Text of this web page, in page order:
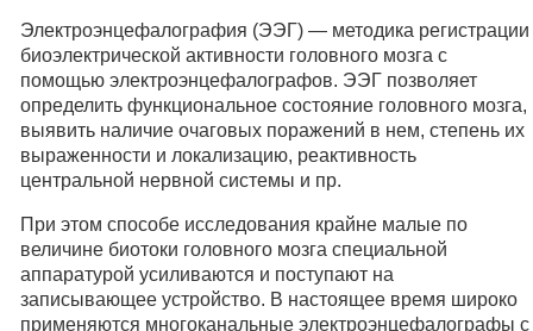
Электроэнцефалография (ЭЭГ) — методика регистрации
биоэлектрической активности головного мозга с
помощью электроэнцефалографов. ЭЭГ позволяет
определить функциональное состояние головного мозга,
выявить наличие очаговых поражений в нем, степень их
выраженности и локализацию, реактивность
центральной нервной системы и пр.
При этом способе исследования крайне малые по
величине биотоки головного мозга специальной
аппаратурой усиливаются и поступают на
записывающее устройство. В настоящее время широко
применяются многоканальные электроэнцефалографы с